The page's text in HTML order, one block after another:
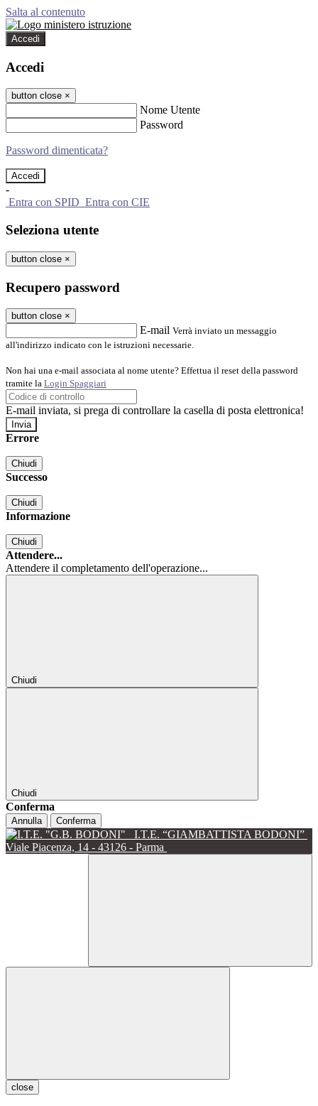
Salta al contenuto
Accedi
Accedi
button close ×
Nome Utente
Password
Password dimenticata?
-
Entra con SPID Entra con CIE
Seleziona utente
button close ×
Recupero password
button close ×
E-mail Verrà inviato un messaggio
all'indirizzo indicato con le istruzioni necessarie.
Non hai una e-mail associata al nome utente? Effettua il reset della password
tramite la Login Spaggiari
E-mail inviata, si prega di controllare la casella di posta elettronica!
Errore
Chiudi
Successo
Chiudi
Informazione
Chiudi
Attendere...
Attendere il completamento dell'operazione...
Chiudi
Chiudi
Conferma
Annulla Conferma
I.T.E. “GIAMBATTISTA BODONI”
Viale Piacenza, 14 - 43126 - Parma
close